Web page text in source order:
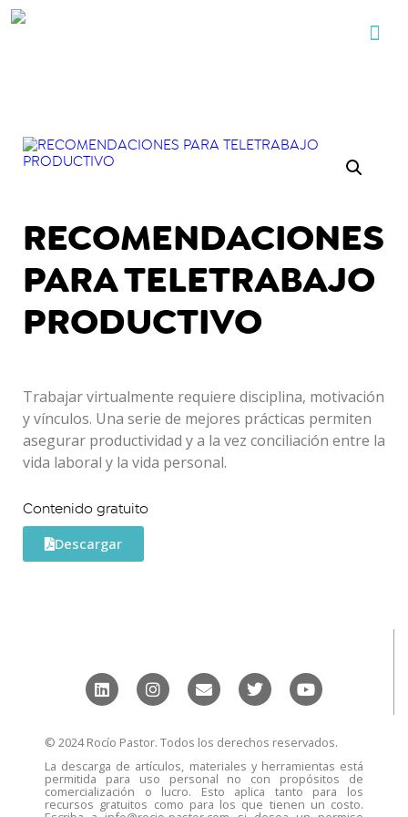
RECOMENDACIONES
PARA TELETRABAJO
PRODUCTIVO
Trabajar virtualmente requiere disciplina, motivación
y vínculos. Una serie de mejores prácticas permiten
asegurar productividad y a la vez conciliación entre la
vida laboral y la vida personal.
Contenido gratuito
Descargar
© 2024 Rocío Pastor. Todos los derechos reservados.
La descarga de artículos, materiales y herramientas está
permitida para uso personal no con propósitos de
comercialización o lucro. Esto aplica tanto para los
recursos gratuitos como para los que tienen un costo.